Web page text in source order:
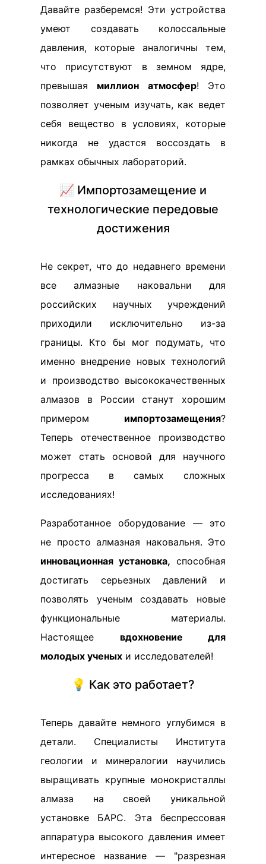
Давайте разберемся! Эти устройства
умеют создавать колоссальные
давления, которые аналогичны тем,
что присутствуют в земном ядре,
превышая миллион атмосфер! Это
позволяет ученым изучать, как ведет
себя вещество в условиях, которые
никогда не удастся воссоздать в
рамках обычных лабораторий.
📈 Импортозамещение и
технологические передовые
достижения
Не секрет, что до недавнего времени
все алмазные наковальни для
российских научных учреждений
приходили исключительно из-за
границы. Кто бы мог подумать, что
именно внедрение новых технологий
и производство высококачественных
алмазов в России станут хорошим
примером импортозамещения?
Теперь отечественное производство
может стать основой для научного
прогресса в самых сложных
исследованиях!
Разработанное оборудование — это
не просто алмазная наковальня. Это
инновационная установка, способная
достигать серьезных давлений и
позволять ученым создавать новые
функциональные материалы.
Настоящее вдохновение для
молодых ученых и исследователей!
💡 Как это работает?
Теперь давайте немного углубимся в
детали. Специалисты Института
геологии и минералогии научились
выращивать крупные монокристаллы
алмаза на своей уникальной
установке БАРС. Эта беспрессовая
аппаратура высокого давления имеет
интересное название — "разрезная